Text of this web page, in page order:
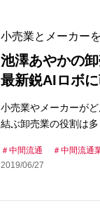
小売業とメーカー
池澤あやかの
最新鋭AIロボ
小売業やメーカーが
結ぶ卸売業の役割は
中間流通 中間流通
2019/06/27